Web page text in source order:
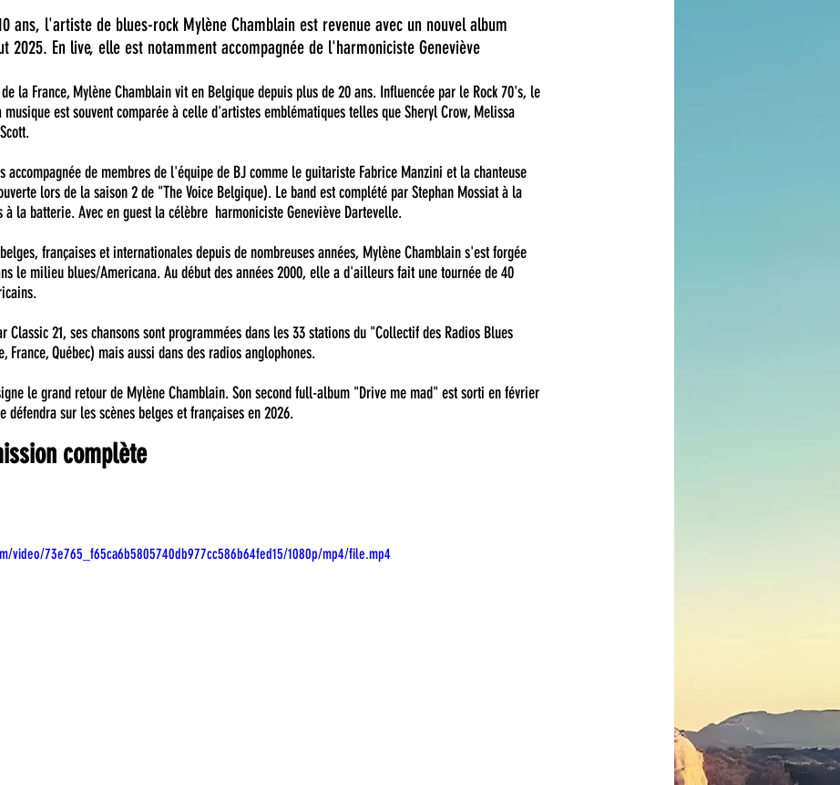
ans, l'artiste de blues-rock Mylène Chamblain est revenue avec un nouvel album
2025. En live, elle est notamment accompagnée de l'harmoniciste Geneviève
la France, Mylène Chamblain vit en Belgique depuis plus de 20 ans. Influencée par le Rock 70's, le
est souvent comparée à celle d'artistes emblématiques telles que Sheryl Crow, Melissa
accompagnée de membres de l'équipe de BJ comme le guitariste Fabrice Manzini et la chanteuse
lors de la saison 2 de "The Voice Belgique). Le band est complété par Stephan Mossiat à la
à la batterie. Avec en guest la célèbre  harmoniciste Geneviève Dartevelle.
françaises et internationales depuis de nombreuses années, Mylène Chamblain s'est forgée
le milieu blues/Americana. Au début des années 2000, elle a d'ailleurs fait une tournée de 40
Classic 21, ses chansons sont programmées dans les 33 stations du "Collectif des Radios Blues
France, Québec) mais aussi dans des radios anglophones.
le grand retour de Mylène Chamblain. Son second full-album "Drive me mad" est sorti en février
défendra sur les scènes belges et françaises en 2026.
complète
video/73e765_f65ca6b5805740db977cc586b64fed15/1080p/mp4/file.mp4